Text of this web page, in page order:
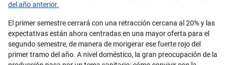
del año anterior.
El primer semestre cerrará con una retracción cercana al 20% y las
expectativas están ahora centradas en una mayor oferta para el
segundo semestre, de manera de morigerar ese fuerte rojo del
primer tramo del año. A nivel doméstico, la gran preocupación de la